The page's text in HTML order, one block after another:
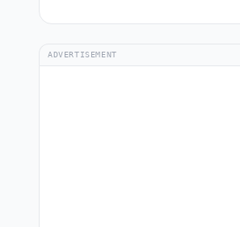
ADVERTISEMENT